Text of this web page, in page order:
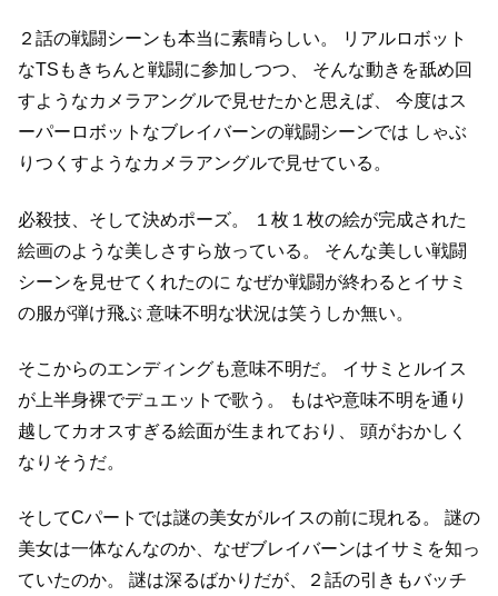
２話の戦闘シーンも本当に素晴らしい。
リアルロボット
なTSもきちんと戦闘に参加しつつ、
そんな動きを舐め回
すようなカメラアングルで見せたかと思えば、
今度はス
ーパーロボットなブレイバーンの戦闘シーンでは しゃぶ
りつくすようなカメラアングルで見せている。
必殺技、そして決めポーズ。
１枚１枚の絵が完成された
絵画のような美しさすら放っている。
そんな美しい戦闘
シーンを見せてくれたのに なぜか戦闘が終わるとイサミ
の服が弾け飛ぶ 意味不明な状況は笑うしか無い。
そこからのエンディングも意味不明だ。
イサミとルイス
が上半身裸でデュエットで歌う。
もはや意味不明を通り
越してカオスすぎる絵面が生まれており、
頭がおかしく
なりそうだ。
そしてCパートでは謎の美女がルイスの前に現れる。
謎の
美女は一体なんなのか、なぜブレイバーンはイサミを知っ
ていたのか。
謎は深るばかりだが、２話の引きもバッチ